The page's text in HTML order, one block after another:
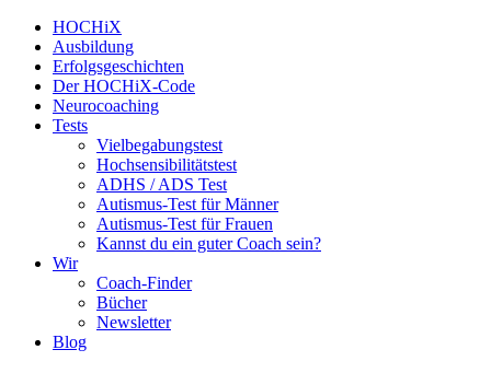
HOCHiX
Ausbildung
Erfolgsgeschichten
Der HOCHiX-Code
Neurocoaching
Tests
Vielbegabungstest
Hochsensibilitätstest
ADHS / ADS Test
Autismus-Test für Männer
Autismus-Test für Frauen
Kannst du ein guter Coach sein?
Wir
Coach-Finder
Bücher
Newsletter
Blog